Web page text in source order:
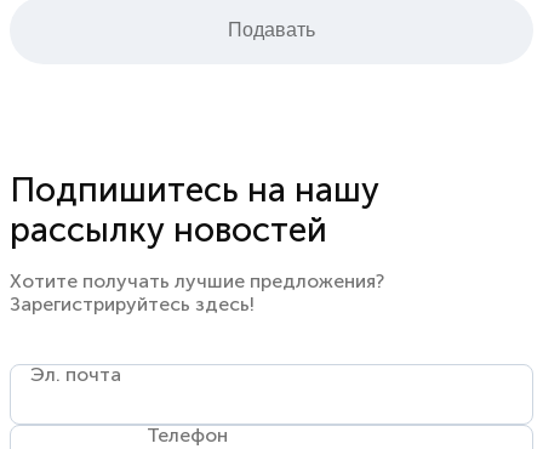
Подавать
Подпишитесь на нашу
рассылку новостей
Хотите получать лучшие предложения?
Зарегистрируйтесь здесь!
Эл. почта
Телефон